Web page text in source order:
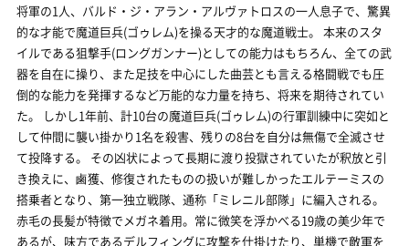
将軍の1人、バルド・ジ・アラン・アルヴァトロスの一人息子で、驚異
的な才能で魔道巨兵(ゴゥレム)を操る天才的な魔道戦士。 本来のスタ
イルである狙撃手(ロングガンナー)としての能力はもちろん、全ての武
器を自在に操り、また足技を中心にした曲芸とも言える格闘戦でも圧
倒的な能力を発揮するなど万能的な力量を持ち、将来を期待されてい
た。 しかし1年前、計10台の魔道巨兵(ゴゥレム)の行軍訓練中に突如と
して仲間に襲い掛かり1名を殺害、残りの8台を自分は無傷で全滅させ
て投降する。 その凶状によって長期に渡り投獄されていたが釈放と引
き換えに、鹵獲、修復されたものの扱いが難しかったエルテーミスの
搭乗者となり、第一独立戦隊、通称「ミレニル部隊」に編入される。
赤毛の長髪が特徴でメガネ着用。常に微笑を浮かべる19歳の美少年で
あるが、味方であるデルフィングに攻撃を仕掛けたり、単機で敵軍を